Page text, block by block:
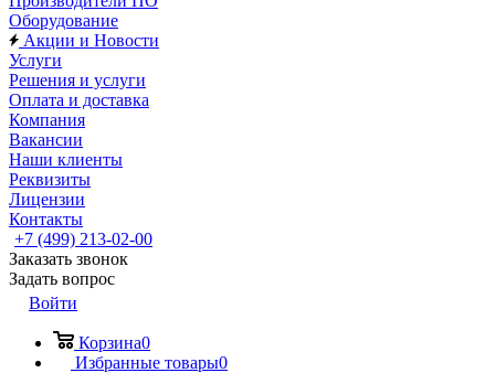
Оборудование
Акции и Новости
Услуги
Решения и услуги
Оплата и доставка
Компания
Вакансии
Наши клиенты
Реквизиты
Лицензии
Контакты
+7 (499) 213-02-00
Заказать звонок
Задать вопрос
Войти
Корзина0
Избранные товары0